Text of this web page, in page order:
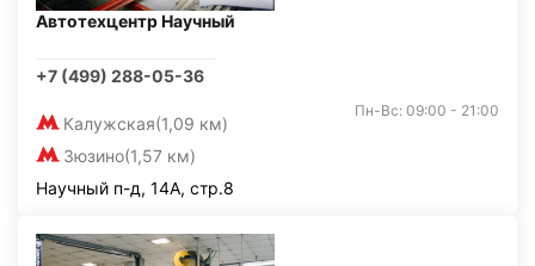
Автотехцентр Научный
+7 (499) 288-05-36
Калужская(1,09 км)
Зюзино(1,57 км)
Пн-Вс: 09:00 - 21:00
Научный п-д, 14А, стр.8